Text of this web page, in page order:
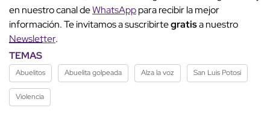
en nuestro canal deWhatsApppara recibir la mejor
información. Te invitamos a suscribirtegratisa nuestro
Newsletter.
TEMAS
Abuelitos Abuelita golpeada Alza la voz San Luis Potosí
Violencia